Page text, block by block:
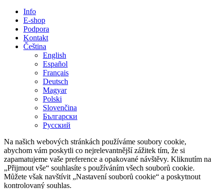
Info
E-shop
Podpora
Kontakt
Čeština
English
Español
Français
Deutsch
Magyar
Polski
Slovenčina
Български
Русский
Na našich webových stránkách používáme soubory cookie,
abychom vám poskytli co nejrelevantnější zážitek tím, že si
zapamatujeme vaše preference a opakované návštěvy. Kliknutím na
„Přijmout vše“ souhlasíte s používáním všech souborů cookie.
Můžete však navštívit „Nastavení souborů cookie“ a poskytnout
kontrolovaný souhlas.